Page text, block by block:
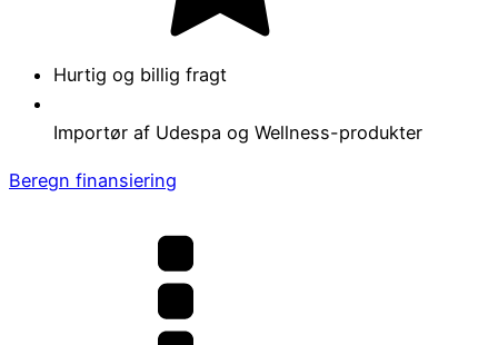
Hurtig og billig fragt
Importør af Udespa og Wellness-produkter
Beregn finansiering